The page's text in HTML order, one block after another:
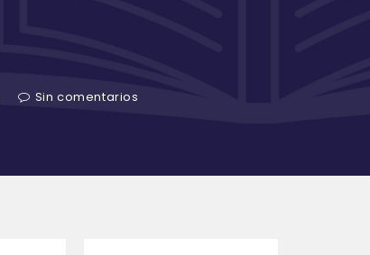
Sin comentarios